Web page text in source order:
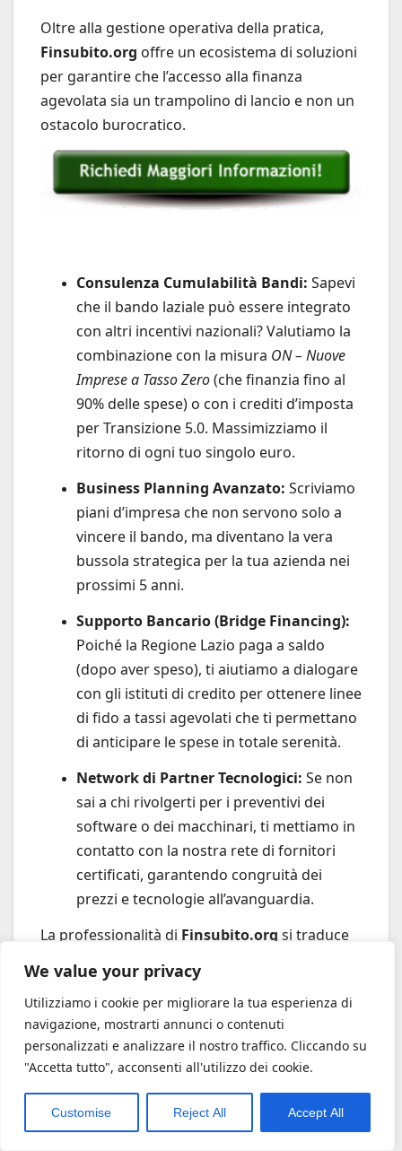
We value your privacy
Utilizziamo i cookie per migliorare la tua esperienza di
navigazione, mostrarti annunci o contenuti
personalizzati e analizzare il nostro traffico. Cliccando su
"Accetta tutto", acconsenti all'utilizzo dei cookie.
Customise Reject All Accept All
Oltre alla gestione operativa della pratica,
Finsubito.org offre un ecosistema di soluzioni
per garantire che l’accesso alla finanza
agevolata sia un trampolino di lancio e non un
ostacolo burocratico.
Consulenza Cumulabilità Bandi: Sapevi
che il bando laziale può essere integrato
con altri incentivi nazionali? Valutiamo la
combinazione con la misura ON – Nuove
Imprese a Tasso Zero(che finanzia fino al
90% delle spese) o con i crediti d’imposta
per Transizione 5.0. Massimizziamo il
ritorno di ogni tuo singolo euro.
Business Planning Avanzato: Scriviamo
piani d’impresa che non servono solo a
vincere il bando, ma diventano la vera
bussola strategica per la tua azienda nei
prossimi 5 anni.
Supporto Bancario (Bridge Financing):
Poiché la Regione Lazio paga a saldo
(dopo aver speso), ti aiutiamo a dialogare
con gli istituti di credito per ottenere linee
di fido a tassi agevolati che ti permettano
di anticipare le spese in totale serenità.
Network di Partner Tecnologici: Se non
sai a chi rivolgerti per i preventivi dei
software o dei macchinari, ti mettiamo in
contatto con la nostra rete di fornitori
certificati, garantendo congruità dei
prezzi e tecnologie all’avanguardia.
La professionalità di Finsubito.org si traduce
probabilità di successo moltiplicate.
❓ 8. FAQ – Domande
Frequenti sul Bando
Donne e Impresa